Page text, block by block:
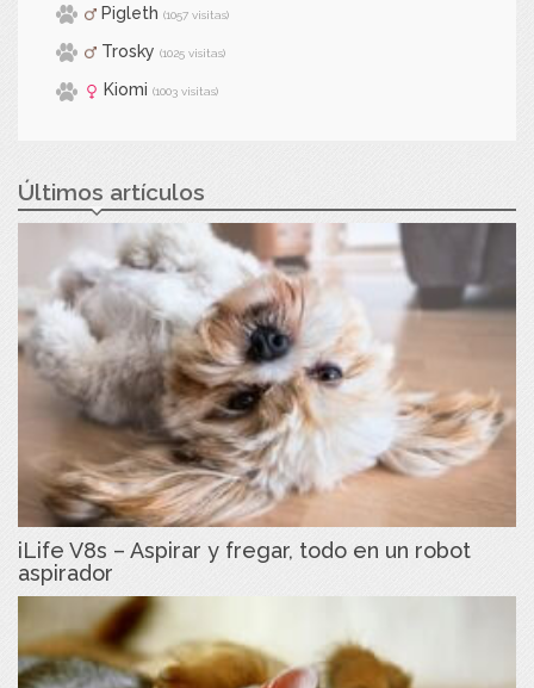
Pigleth (1057 visitas)
Trosky (1025 visitas)
Kiomi (1003 visitas)
Últimos artículos
iLife V8s – Aspirar y fregar, todo en un robot
aspirador